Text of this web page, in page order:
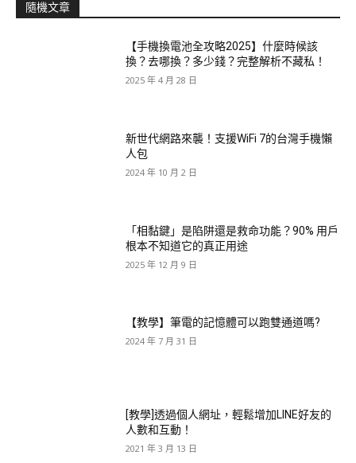
隨機文章
【手機換電池全攻略2025】什麼時候該
換？去哪換？多少錢？完整解析不藏私！
2025 年 4 月 28 日
新世代網路來襲！支援WiFi 7的台灣手機懶
人包
2024 年 10 月 2 日
「相黏鍵」是陷阱還是救命功能？90% 用戶
根本不知道它的真正用途
2025 年 12 月 9 日
【教學】筆電的記憶體可以跑雙通道嗎?
2024 年 7 月 31 日
[教學]透過個人網址，輕鬆增加LINE好友的
人數和互動！
2021 年 3 月 13 日